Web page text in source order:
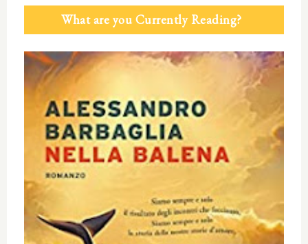
What are you Currently Reading?